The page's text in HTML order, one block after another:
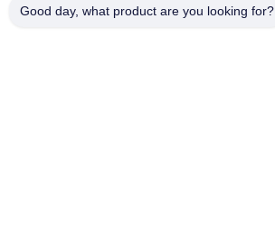
Good day, what product are you looking for?